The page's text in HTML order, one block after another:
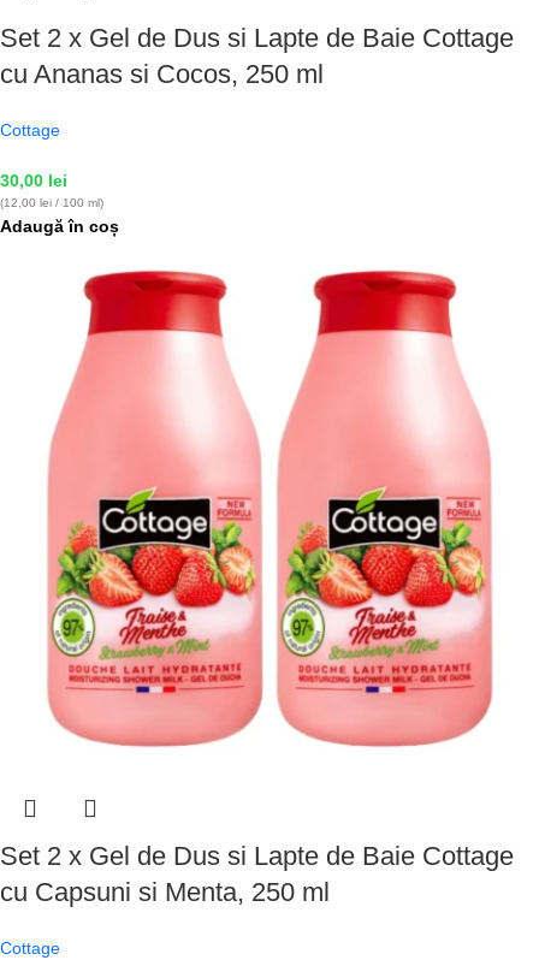
Set 2 x Gel de Dus si Lapte de Baie Cottage
cu Ananas si Cocos, 250 ml
Cottage
30,00 lei
(12,00 lei / 100 ml)
Adaugă în coș
Set 2 x Gel de Dus si Lapte de Baie Cottage
cu Capsuni si Menta, 250 ml
Cottage